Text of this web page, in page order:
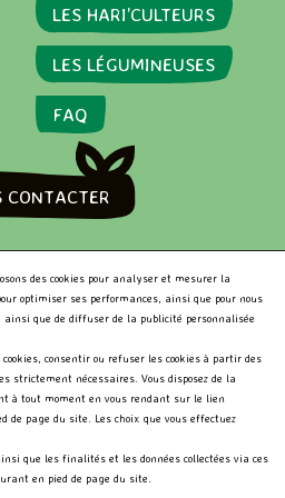
De Rennes
- 75006
MARKET
DE SEINE
- 75006
LES HARI’CULTEURS
LES LÉGUMINEUSES
FAQ
CONTACTER
RGAA: Partiellement
Mentions légales
des cookies pour analyser et mesurer la
optimiser ses performances, ainsi que pour nous
que de diffuser de la publicité personnalisée
consentir ou refuser les cookies à partir des
strictement nécessaires. Vous disposez de la
à tout moment en vous rendant sur le lien
de page du site. Les choix que vous effectuez
que les finalités et les données collectées via ces
en pied de page du site.